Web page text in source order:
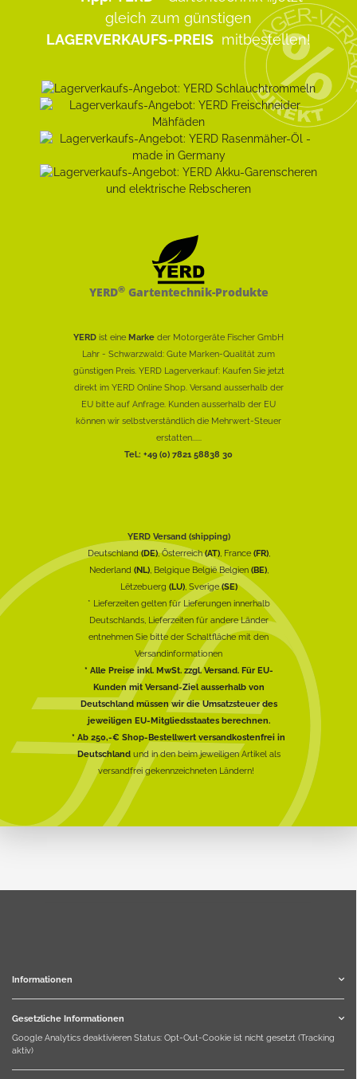
gleich zum günstigen
LAGERVERKAUFS-PREIS mitbestellen!
YERD®Gartentechnik-Produkte
YERD ist eine Marke der Motorgeräte Fischer GmbH
Lahr - Schwarzwald: Gute Marken-Qualität zum
günstigen Preis. YERD Lagerverkauf: Kaufen Sie jetzt
direkt im YERD Online Shop. Versand ausserhalb der
EU bitte auf Anfrage. Kunden ausserhalb der EU
können wir selbstverständlich die Mehrwert-Steuer
erstatten......
Tel.: +49 (0) 7821 58838 30
YERD Versand (shipping)
Deutschland(DE), Österreich(AT), France (FR),
Nederland (NL), Belgique België Belgien (BE),
Lëtzebuerg (LU), Sverige(SE)
* Lieferzeiten gelten für Lieferungen innerhalb
Deutschlands, Lieferzeiten für andere Länder
entnehmen Sie bitte der Schaltfläche mit den
Versandinformationen
* Alle Preise inkl. MwSt. zzgl. Versand. Für EU-
Kunden mit Versand-Ziel ausserhalb von
Deutschland müssen wir die Umsatzsteuer des
jeweiligen EU-Mitgliedsstaates berechnen.
* Ab 250,-€ Shop-Bestellwert versandkostenfrei in
Deutschlandund in den beim jeweiligen Artikel als
versandfrei gekennzeichneten Ländern!
Informationen
Gesetzliche Informationen
Google Analytics deaktivieren Status: Opt-Out-Cookie ist nicht gesetzt (Tracking
aktiv)